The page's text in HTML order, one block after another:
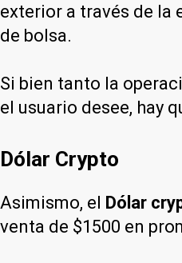
exterior a través de la
de bolsa.
Si bien tanto la
el usuario desee, hay
Dólar Crypto
Asimismo, el Dólar
venta de $1500 en